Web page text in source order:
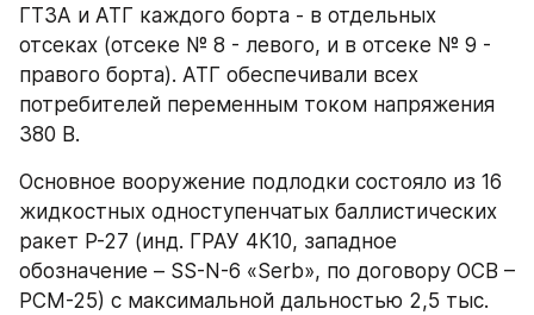
ГТЗА и АТГ каждого борта - в отдельных
отсеках (отсеке № 8 - левого, и в отсеке № 9 -
правого борта). АТГ обеспечивали всех
потребителей переменным током напряжения
380 В.
Основное вооружение подлодки состояло из 16
жидкостных одноступенчатых баллистических
ракет Р-27 (инд. ГРАУ 4К10, западное
обозначение – SS-N-6 «Serb», по договору ОСВ –
РСМ-25) с максимальной дальностью 2,5 тыс.